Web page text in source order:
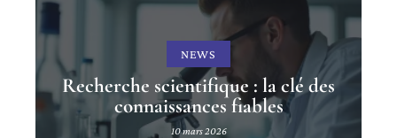
NEWS
Recherche scientifique : la clé des
connaissances fiables
10 mars 2026